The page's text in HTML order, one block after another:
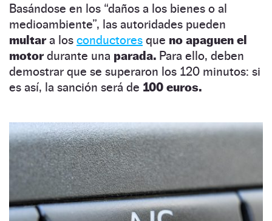
Basándose en los “daños a los bienes o al
medioambiente”, las autoridades pueden
multara los conductores que no apaguen el
motordurante una parada. Para ello, deben
demostrar que se superaron los 120 minutos: si
es así, la sanción será de 100 euros.